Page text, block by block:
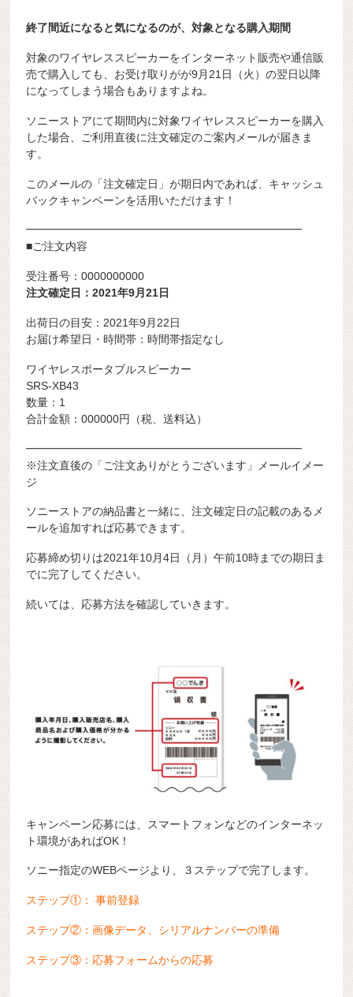
終了間近になると気になるのが、対象となる購入期間
対象のワイヤレススピーカーをインターネット販売や通信販
売で購入しても、お受け取りがが9月21日（火）の翌日以降
になってしまう場合もありますよね。
ソニーストアにて期間内に対象ワイヤレススピーカーを購入
した場合、ご利用直後に注文確定のご案内メールが届きま
す。
このメールの「注文確定日」が期日内であれば、キャッシュ
バックキャンペーンを活用いただけます！
━━━━━━━━━━━━━━━━━━━━━━━━━
■ご注文内容
受注番号：0000000000
注文確定日：2021年9月21日
出荷日の目安：2021年9月22日
お届け希望日・時間帯：時間帯指定なし
ワイヤレスポータブルスピーカー
SRS-XB43
数量：1
合計金額：000000円（税、送料込）
━━━━━━━━━━━━━━━━━━━━━━━━━
※注文直後の「ご注文ありがとうございます」メールイメー
ジ
ソニーストアの納品書と一緒に、注文確定日の記載のあるメ
ールを追加すれば応募できます。
応募締め切りは2021年10月4日（月）午前10時までの期日ま
でに完了してください。
続いては、応募方法を確認していきます。
キャンペーン応募には、スマートフォンなどのインターネッ
ト環境があればOK！
ソニー指定のWEBページより、３ステップで完了します。
ステップ①： 事前登録
ステップ②：画像データ、シリアルナンバーの準備
ステップ③：応募フォームからの応募